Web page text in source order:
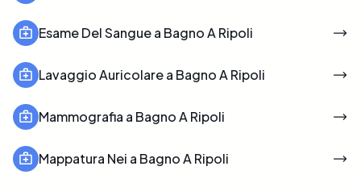
Esame Del Sangue a Bagno A Ripoli
Lavaggio Auricolare a Bagno A Ripoli
Mammografia a Bagno A Ripoli
Mappatura Nei a Bagno A Ripoli